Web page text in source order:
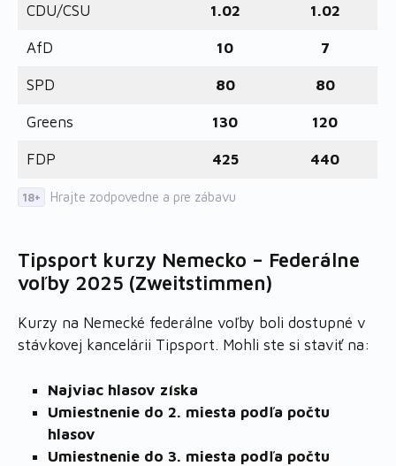
CDU/CSU 1.02 1.02
AfD 10 7
SPD 80 80
Greens 130 120
FDP 425 440
18+ Hrajte zodpovedne a pre zábavu
Tipsport kurzy Nemecko – Federálne
voľby 2025 (Zweitstimmen)
Kurzy na Nemecké federálne voľby boli dostupné v
stávkovej kancelárii Tipsport. Mohli ste si staviť na:
Najviac hlasov získa
Umiestnenie do 2. miesta podľa počtu
hlasov
Umiestnenie do 3. miesta podľa počtu